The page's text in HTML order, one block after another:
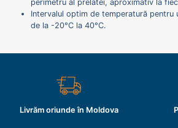
perimetru al prelatei, aproximativ la
Intervalul optim de temperatură pentru
de la -20°C la 40°C.
Livrăm oriunde în Moldova